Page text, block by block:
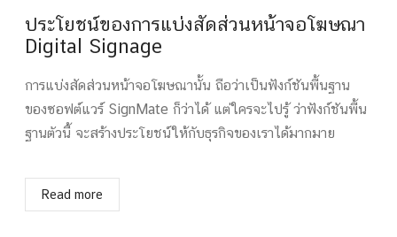
ประโยชน์ของการแบ่งสัดส่วนหน้าจอโฆษณา
Digital Signage
การแบ่งสัดส่วนหน้าจอโฆษณานั้น ถือว่าเป็นฟังก์ชันพื้นฐาน
ของซอฟต์แวร์ SignMate ก็ว่าได้ แต่ใครจะไปรู้ ว่าฟังก์ชันพื้น
ฐานตัวนี้ จะสร้างประโยชน์ให้กับธุรกิจของเราได้มากมาย
Read more